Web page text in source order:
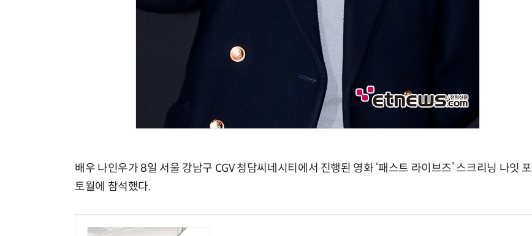
배우 나인우가 8일 서울 강남구 CGV 청담씨네시티에서 진행된 영화 ‘패스트 라이브즈’ 스크리닝 나잇 포
토월에 참석했다.